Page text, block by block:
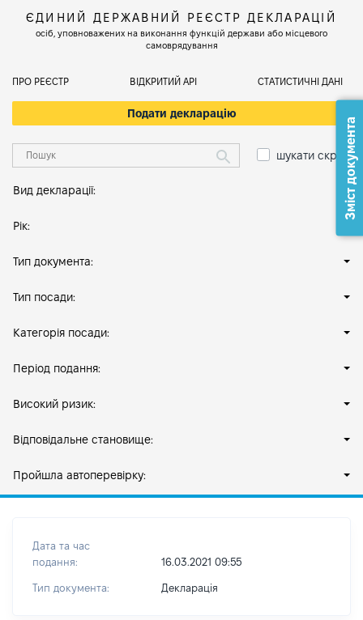
ЄДИНИЙ ДЕРЖАВНИЙ РЕЄСТР ДЕКЛАРАЦІЙ
осіб, уповноважених на виконання функцій держави або місцевого
самоврядування
ПРО РЕЄСТР ВІДКРИТИЙ АРІ СТАТИСТИЧНІ ДАНІ
Подати декларацію
шукати скрізь
Вид декларації:
Рік:
Тип документа:
Тип посади:
Категорія посади:
Період подання:
Високий ризик:
Відповідальне становище:
Пройшла автоперевірку:
Дата та час
подання:
16.03.2021 09:55
Тип документа: Декларація
Зміст документа